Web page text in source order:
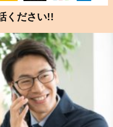
ください!!